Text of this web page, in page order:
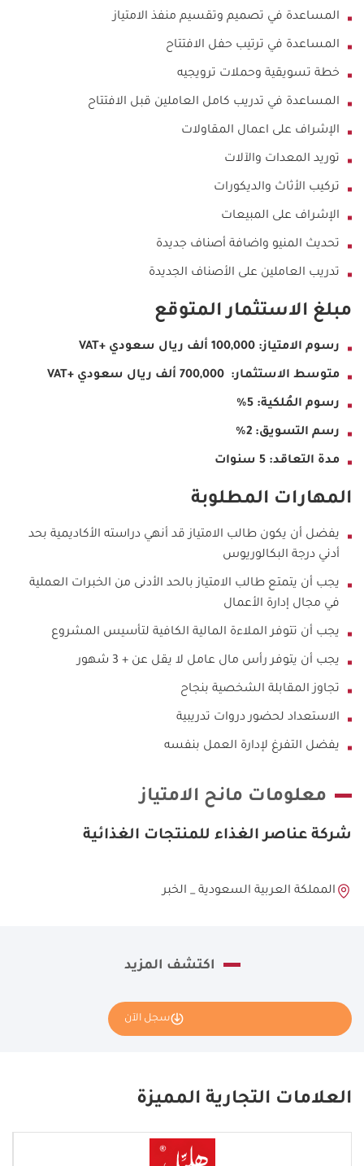
المساعدة في تصميم وتقسيم منفذ الامتياز
المساعدة في ترتيب حفل الافتتاح
خطة تسويقية وحملات ترويجيه
المساعدة في تدريب كامل العاملين قبل الافتتاح
الإشراف على اعمال المقاولات
توريد المعدات والآلات
تركيب الأثاث والديكورات
الإشراف على المبيعات
تحديث المنيو واضافة أصناف جديدة
تدريب العاملين على الأصناف الجديدة
مبلغ الاستثمار المتوقع
رسوم الامتياز:
متوسط الاستثمار: 700,000 ألف ريال سعودي +VAT
رسوم المُلكية: 5%
رسم التسويق: 2%
مدة التعاقد: 5 سنوات
المهارات المطلوبة
يفضل أن يكون طالب الامتياز قد أنهي دراسته الأكاديمية بحد
أدني درجة البكالوريوس
يجب أن يتمتع طالب الامتياز بالحد الأدنى من الخبرات العملية
في مجال إدارة الأعمال
يجب أن تتوفر الملاءة المالية الكافية لتأسيس المشروع
يجب أن يتوفر رأس مال عامل لا يقل عن + 3 شهور
تجاوز المقابلة الشخصية بنجاح
الاستعداد لحضور دروات تدريبية
يفضل التفرغ لإدارة العمل بنفسه
معلومات مانح الامتياز
شركة عناصر الغذاء للمنتجات الغذائية
المملكة العربية السعودية _ الخبر
اكتشف المزيد
سجل الآن
العلامات التجارية المميزة